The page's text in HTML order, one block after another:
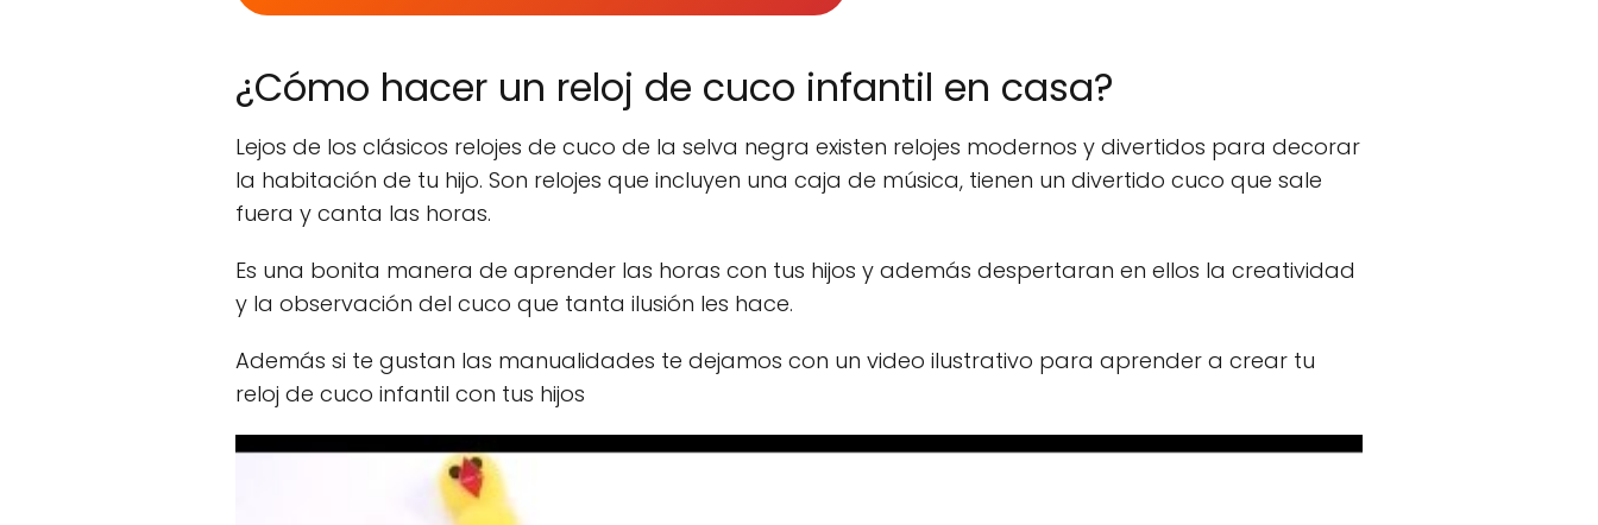
¿Cómo hacer un reloj de cuco infantil en casa?
Lejos de los clásicos relojes de cuco de la selva negra existen relojes modernos y divertidos para decorar
la habitación de tu hijo. Son relojes que incluyen una caja de música, tienen un divertido cuco que sale
fuera y canta las horas.
Es una bonita manera de aprender las horas con tus hijos y además despertaran en ellos la creatividad
y la observación del cuco que tanta ilusión les hace.
Además si te gustan las manualidades te dejamos con un video ilustrativo para aprender a crear tu
reloj de cuco infantil con tus hijos